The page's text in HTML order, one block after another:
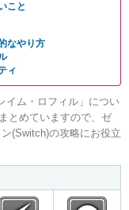
こと
なやり方
ィ
イム・ロフィル」につい
とめていますので、ゼ
(Switch)の攻略にお役立